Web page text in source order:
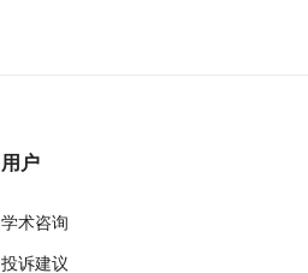
用户
学术咨询
投诉建议